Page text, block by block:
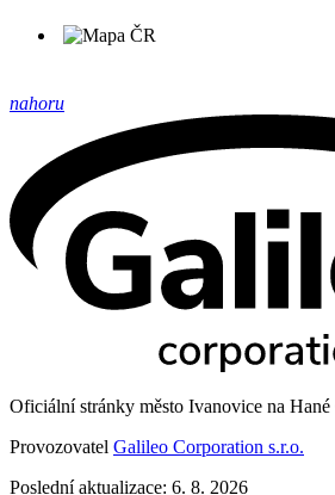
nahoru
Oficiální stránky město Ivanovice na
Provozovatel Galileo Corporation s.r.o.
Poslední aktualizace: 6. 8. 2026